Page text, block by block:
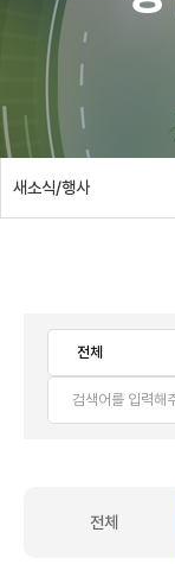
새소식/행사
검색
전체